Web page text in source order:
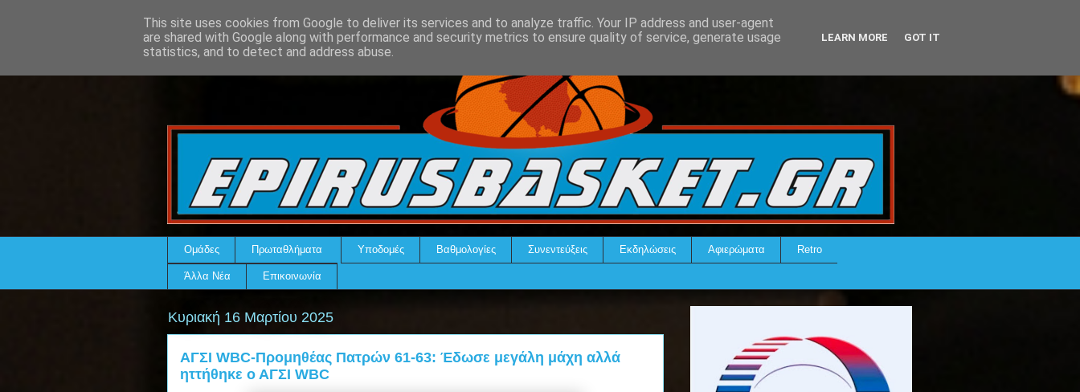
Ομάδες Πρωταθλήματα Υποδομές Βαθμολογίες Συνεντεύξεις Εκδηλώσεις Αφιερώματα Retro
Άλλα Νέα Επικοινωνία
Κυριακή 16 Μαρτίου 2025
ΑΓΣΙ WBC-Προμηθέας Πατρών 61-63: Έδωσε μεγάλη μάχη αλλά
ηττήθηκε ο ΑΓΣΙ WBC
This site uses cookies from Google to deliver its services and to analyze traffic. Your IP address and user-agent
are shared with Google along with performance and security metrics to ensure quality of service, generate usage
statistics, and to detect and address abuse.
LEARN MORE GOT IT